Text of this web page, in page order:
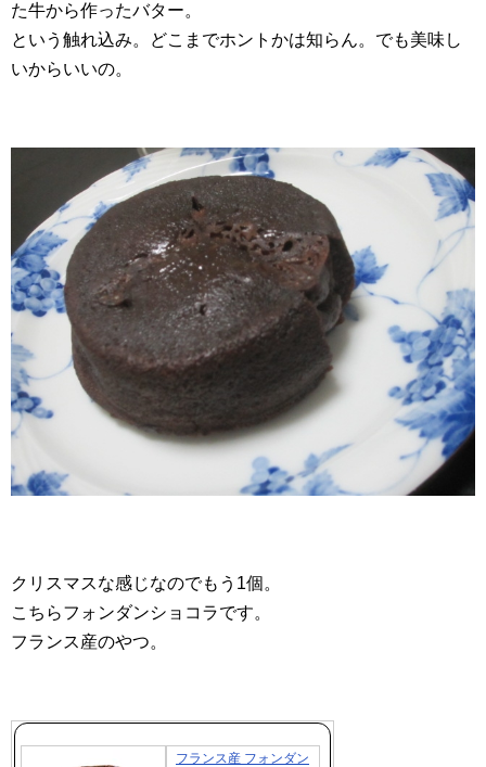
た牛から作ったバター。
という触れ込み。どこまでホントかは知らん。でも美味し
いからいいの。
クリスマスな感じなのでもう1個。
こちらフォンダンショコラです。
フランス産のやつ。
フランス産 フォンダン